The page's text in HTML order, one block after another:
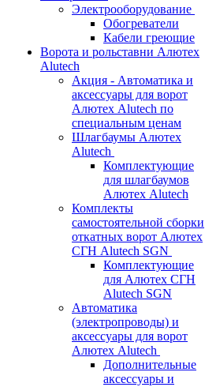
Электрооборудование
Обогреватели
Кабели греющие
Ворота и рольставни Алютех
Alutech
Акция - Автоматика и
аксессуары для ворот
Алютех Alutech по
специальным ценам
Шлагбаумы Алютех
Alutech
Комплектующие
для шлагбаумов
Алютех Alutech
Комплекты
самостоятельной сборки
откатных ворот Алютех
СГН Alutech SGN
Комплектующие
для Алютех СГН
Alutech SGN
Автоматика
(электропроводы) и
аксессуары для ворот
Алютех Alutech
Дополнительные
аксессуары и